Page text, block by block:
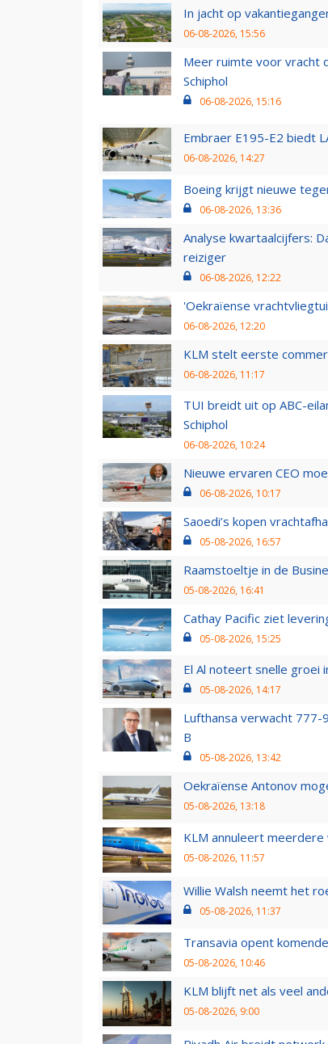
In jacht op
06-08-2026, 15:56
Meer ruimte voor vracht
Schiphol
06-08-2026, 15:16
Embraer E195-E2 biedt
06-08-2026, 14:27
Boeing krijgt nieuwe
06-08-2026, 13:36
Analyse kwartaalcijfers:
reiziger
06-08-2026, 12:22
'Oekraïense
06-08-2026, 12:20
KLM stelt eerste
06-08-2026, 11:17
TUI breidt uit op ABC-
Schiphol
06-08-2026, 10:24
Nieuwe ervaren CEO
06-08-2026, 10:17
Saoedi’s kopen
05-08-2026, 16:57
Raamstoeltje in de
05-08-2026, 16:41
Cathay Pacific ziet
05-08-2026, 15:25
El Al noteert snelle groei
05-08-2026, 14:17
Lufthansa verwacht 777-
B
05-08-2026, 13:42
Oekraïense Antonov
05-08-2026, 13:18
KLM annuleert
05-08-2026, 11:57
Willie Walsh neemt het
05-08-2026, 11:37
Transavia opent
05-08-2026, 10:46
KLM blijft net als veel
05-08-2026, 9:00